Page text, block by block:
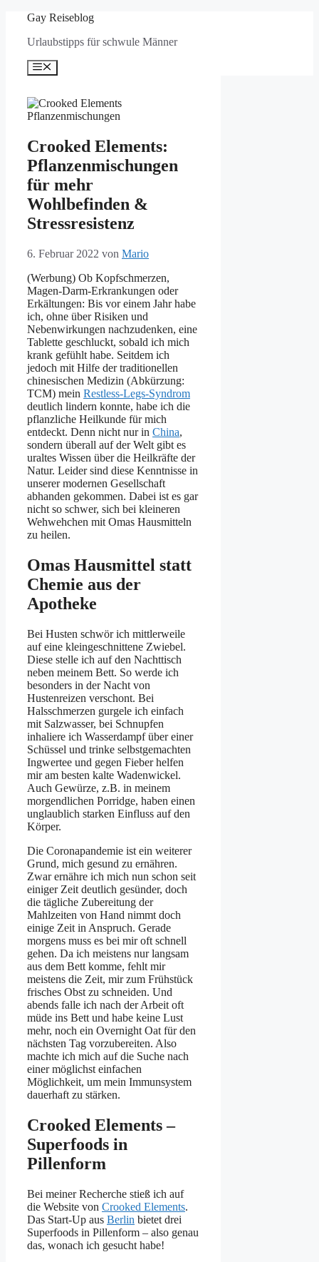
springen
Gay Reiseblog
Urlaubstipps für schwule Männer
Menü
Crooked Elements:
Pflanzenmischungen
für mehr
Wohlbefinden &
Stressresistenz
6. Februar 2022 von Mario
(Werbung) Ob Kopfschmerzen,
Magen-Darm-Erkrankungen oder
Erkältungen: Bis vor einem Jahr habe
ich, ohne über Risiken und
Nebenwirkungen nachzudenken, eine
Tablette geschluckt, sobald ich mich
krank gefühlt habe. Seitdem ich
jedoch mit Hilfe der traditionellen
chinesischen Medizin (Abkürzung:
TCM) mein Restless-Legs-Syndrom
deutlich lindern konnte, habe ich die
pflanzliche Heilkunde für mich
entdeckt. Denn nicht nur in China,
sondern überall auf der Welt gibt es
uraltes Wissen über die Heilkräfte der
Natur. Leider sind diese Kenntnisse in
unserer modernen Gesellschaft
abhanden gekommen. Dabei ist es gar
nicht so schwer, sich bei kleineren
Wehwehchen mit Omas Hausmitteln
zu heilen.
Omas Hausmittel statt
Chemie aus der
Apotheke
Bei Husten schwör ich mittlerweile
auf eine kleingeschnittene Zwiebel.
Diese stelle ich auf den Nachttisch
neben meinem Bett. So werde ich
besonders in der Nacht von
Hustenreizen verschont. Bei
Halsschmerzen gurgele ich einfach
mit Salzwasser, bei Schnupfen
inhaliere ich Wasserdampf über einer
Schüssel und trinke selbstgemachten
Ingwertee und gegen Fieber helfen
mir am besten kalte Wadenwickel.
Auch Gewürze, z.B. in meinem
morgendlichen Porridge, haben einen
unglaublich starken Einfluss auf den
Körper.
Die Coronapandemie ist ein weiterer
Grund, mich gesund zu ernähren.
Zwar ernähre ich mich nun schon seit
einiger Zeit deutlich gesünder, doch
die tägliche Zubereitung der
Mahlzeiten von Hand nimmt doch
einige Zeit in Anspruch. Gerade
morgens muss es bei mir oft schnell
gehen. Da ich meistens nur langsam
aus dem Bett komme, fehlt mir
meistens die Zeit, mir zum Frühstück
frisches Obst zu schneiden. Und
abends falle ich nach der Arbeit oft
müde ins Bett und habe keine Lust
mehr, noch ein Overnight Oat für den
nächsten Tag vorzubereiten. Also
machte ich mich auf die Suche nach
einer möglichst einfachen
Möglichkeit, um mein Immunsystem
dauerhaft zu stärken.
Crooked Elements –
Superfoods in
Pillenform
Bei meiner Recherche stieß ich auf
die Website von Crooked Elements.
Das Start-Up aus Berlin bietet drei
Superfoods in Pillenform – also genau
das, wonach ich gesucht habe!